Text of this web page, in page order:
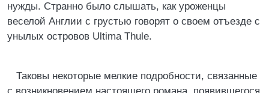
нужды. Странно было слышать, как уроженцы
веселой Англии с грустью говорят о своем отъезде с
унылых островов Ultima Thule.
Таковы некоторые мелкие подробности, связанные